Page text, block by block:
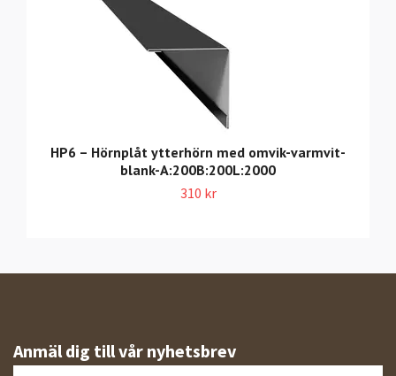
HP6 – Hörnplåt ytterhörn med omvik-varmvit-
blank-A:200B:200L:2000
310 kr
Anmäl dig till vår nyhetsbrev